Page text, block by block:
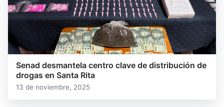
Senad desmantela centro clave de distribución de
drogas en Santa Rita
13 de noviembre, 2025